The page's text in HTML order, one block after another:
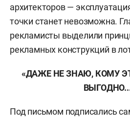
архитекторов —
точки станет невозможна.
рекламисты выделили
рекламных конструкций в
«ДАЖЕ НЕ ЗНАЮ, КОМУ
Под письмом подписались